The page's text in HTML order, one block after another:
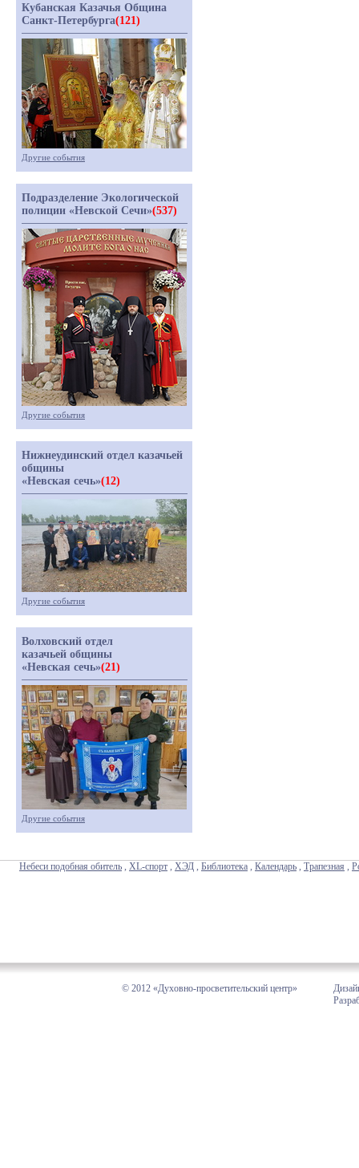
Кубанская Казачья Община
Санкт-Петербурга(121)
Другие события
Подразделение Экологической
полиции «Невской Сечи»(537)
Другие события
Нижнеудинский отдел казачьей
общины
«Невская сечь»(12)
Другие события
Волховский отдел
казачьей общины
«Невская сечь»(21)
Другие события
Небеси подобная обитель , XL-спорт , ХЭД , Библиотека , Календарь , Трапезная ,
© 2012 «Духовно-просветительский центр»